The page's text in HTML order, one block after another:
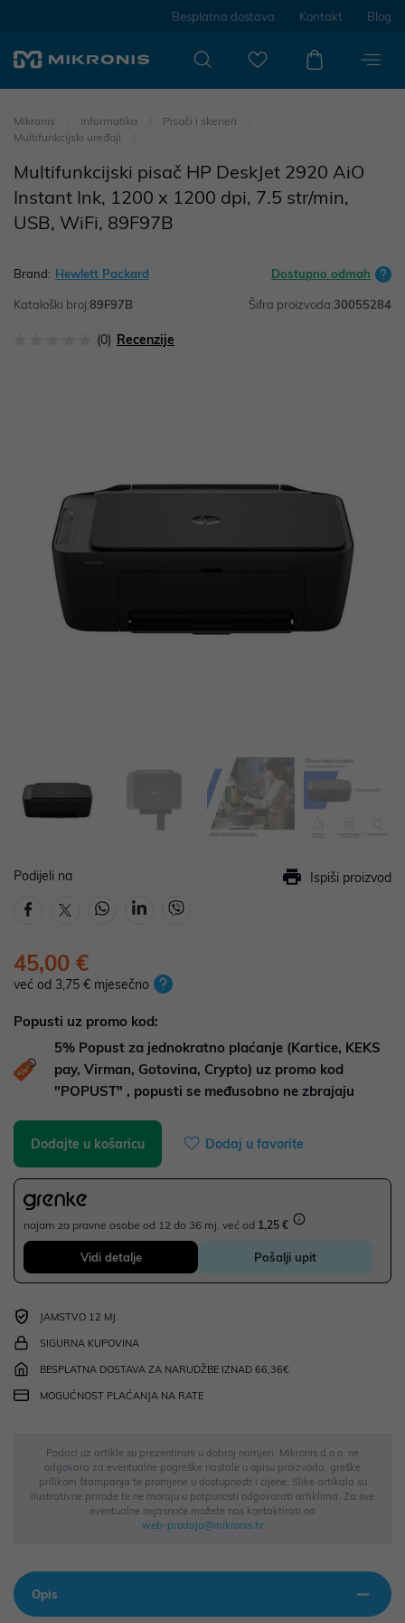
Besplatna dostava Kontakt Blog
Mikronis Informatika
Pisači i skeneri
Multifunkcijski uređaji
Multifunkcijski pisač HP DeskJet 2920 AiO
Instant Ink, 1200 x 1200 dpi, 7.5 str/min,
USB, WiFi, 89F97B
Brand: Hewlett Packard Dostupno odmah
Kataloški broj:89F97B Šifra proizvoda:30055284
(0) Recenzije
Podijeli na Ispiši proizvod
45,00 €
već od 3,75 € mjesečno
Popusti uz promo kod:
5% Popust za jednokratno plaćanje (Kartice, KEKS
pay, Virman, Gotovina, Crypto) uz promo kod
"POPUST" , popusti se međusobno ne zbrajaju
Dodajte u košaricu Dodaj u favorite
najam za pravne osobe od 12 do 36 mj. već od 1,25 €
Vidi detalje Pošalji upit
JAMSTVO 12 MJ.
SIGURNA KUPOVINA
BESPLATNA DOSTAVA ZA NARUDŽBE IZNAD 66,36€
MOGUĆNOST PLAĆANJA NA RATE
Podaci uz artikle su prezentirani u dobroj namjeri. Mikronis d.o.o. ne
odgovara za eventualne pogreške nastale u opisu proizvoda, greške
prilikom štampanja te promjene u dostupnosti i cijene. Slike artikala su
ilustrativne prirode te ne moraju u potpunosti odgovarati artiklima. Za sve
eventualne nejasnoće možete nas kontaktirati na
web-prodaja@mikronis.hr
Opis